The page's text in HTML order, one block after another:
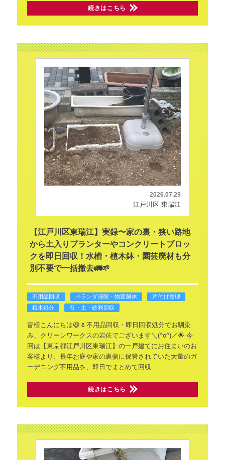
続きはこちら
2026.07.29
江戸川区 東瑞江
【江戸川区東瑞江】実録〜家の裏・狭い路地
から土入りプランターやコンクリートブロッ
クを即日回収！水槽・植木鉢・園芸廃材も分
別不要で一括撤去🚛🌱
不用品回収 ベランダ掃除・物置解体
片付け整理
植木処分
石・土・砂利回収
皆様こんにちは😆🌷不用品回収・即日回収処分でお馴染
み、クリーンワークスの岩佐でございます＼(^o^)／🌟 今
回は【東京都江戸川区東瑞江】の一戸建てにお住まいのお
客様より、長年お庭や家の裏側に保管されていた大量のガ
ーデニング不用品を、即日でまとめて回収
続きはこちら